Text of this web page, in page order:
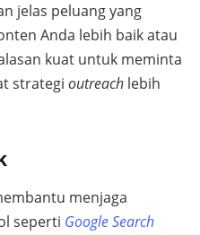
jelas peluang yang
Anda lebih baik atau
kuat untuk meminta
strategi outreach lebih
menjaga
seperti Google Search